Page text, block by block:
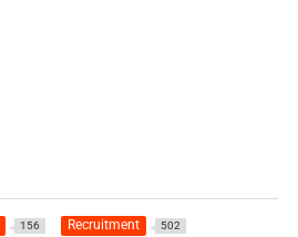
156 Recruitment 502